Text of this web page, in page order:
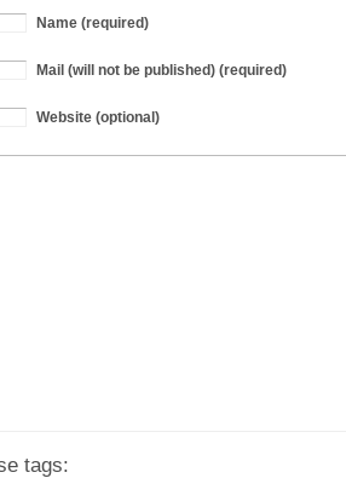
Name (required)
Mail (will not be published) (required)
Website (optional)
tags: